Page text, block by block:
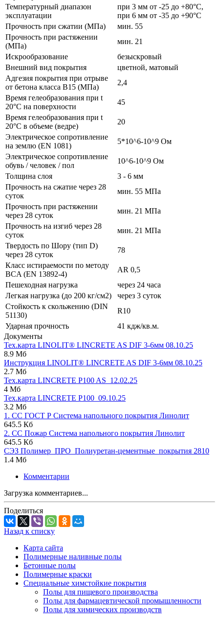
Температурный диапазон
эксплуатации
при 3 мм от -25 до +80°С,
при 6 мм от -35 до +90°С
Прочность при сжатии (МПа)
мин. 55
Прочность при растяжении
(МПа)
мин. 21
Искрообразование
безыскровый
Внешний вид покрытия
цветной, матовый
Адгезия покрытия при отрыве
от бетона класса В15 (МПа)
2,4
Время гелеобразования при t
20°C на поверхности
45
Время гелеобразования при t
20°C в объеме (ведре)
20
Электрическое сопротивление
на землю (EN 1081)
5*10^6-10^9 Ом
Электрическое сопротивление
обувь / человек / пол
10^6-10^9 Ом
Толщина слоя
3 - 6 мм
Прочность на сжатие через 28
суток
мин. 55 МПа
Прочность при растяжении
через 28 суток
мин. 21 МПа
Прочность на изгиб через 28
суток
мин. 21 МПа
Твердость по Шору (тип D)
через 28 суток
78
Класс истираемости по методу
BCA (EN 13892-4)
AR 0,5
Пешеходная нагрузка
через 24 часа
Легкая нагрузка (до 200 кг/см2)
через 3 суток
Стойкость к скольжению (DIN
51130)
R10
Ударная прочность
41 кдж/кв.м.
Документы
Тех.карта LINOLIT® LINCRETE AS DIF 3-6мм 08.10.25
8.9 Мб
Инструкция LINOLIT® LINCRETE AS DIF 3-6мм 08.10.25
2.7 Мб
Тех.карта LINCRETE P100 AS_12.02.25
4 Мб
Тех.карта LINCRETE P100_09.10.25
3.2 Мб
1. СС ГОСТ Р Система напольного покрытия Линолит
645.5 Кб
2. СС Пожар Система напольного покрытия Линолит
645.5 Кб
СЭЗ Полимер_ПРО_Полиуретан-цементные_покрытия 2810
1.4 Мб
Комментарии
Загрузка комментариев...
Поделиться
Назад к списку
Карта сайта
Полимерные наливные полы
Бетонные полы
Полимерные краски
Специальные химстойкие покрытия
Полы для пищевого производства
Полы для фармацевтической промышленности
Полы для химических производств